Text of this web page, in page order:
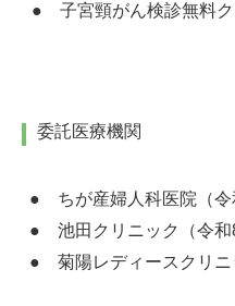
● 子宮頸がん検診無料ク
委託医療機関
● ちが産婦人科医院（令
● 池田クリニック（令和
● 菊陽レディースクリニ